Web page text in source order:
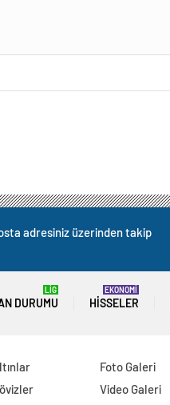
adresiniz üzerinden takip
DURUMU
LİG
HISSELER
EKONOMİ
Foto Galeri
Video Galeri